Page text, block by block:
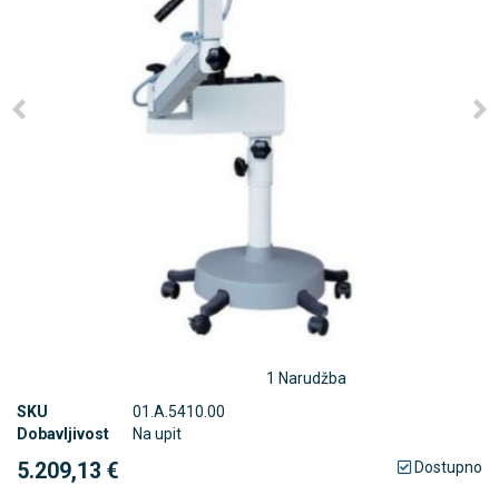
1 Narudžba
SKU
01.A.5410.00
Dobavljivost
Na upit
5.209,13 € Dostupno